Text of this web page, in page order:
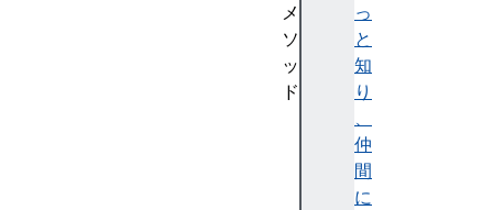
っ
と
知
り
、
仲
間
に
メ
ソ
ッ
ド